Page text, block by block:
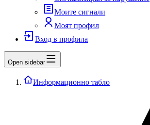
Моите сигнали
Моят профил
Вход в профила
Open sidebar
Информационно табло